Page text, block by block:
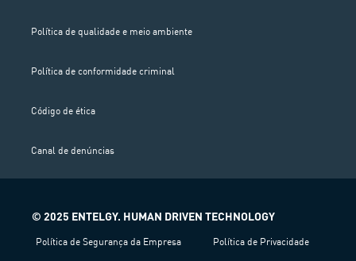
Política de qualidade e meio ambiente
Política de conformidade criminal
Código de ética
Canal de denúncias
© 2025 ENTELGY. HUMAN DRIVEN TECHNOLOGY
Política de Segurança da Empresa Política de Privacidade